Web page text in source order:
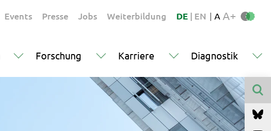
Events Presse Jobs Weiterbildung DE | EN | A A+
Forschung Karriere Diagnostik
Finden